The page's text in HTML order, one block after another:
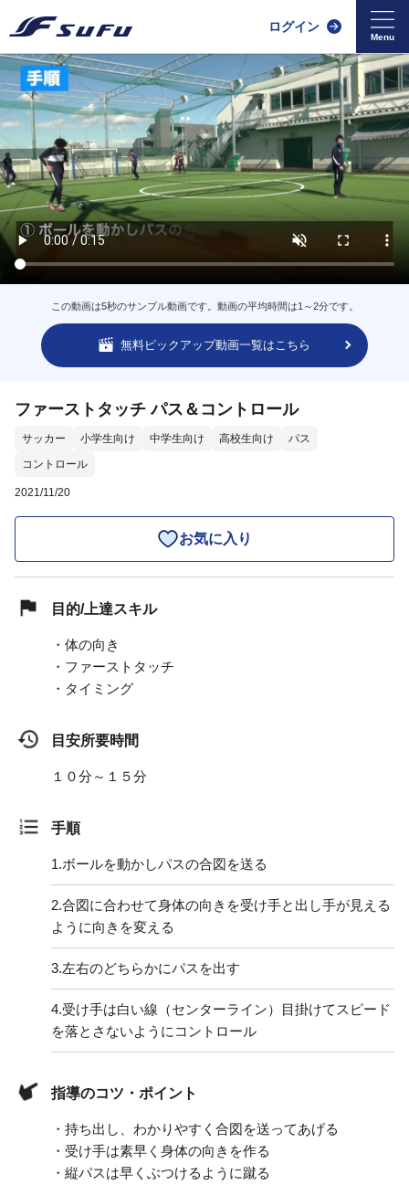
ログイン
この動画は5秒のサンプル動画です。動画の平均時間は1～2分です。
無料ピックアップ動画一覧はこちら
ファーストタッチ パス＆コントロール
サッカー 小学生向け 中学生向け 高校生向け
パス
コントロール
2021/11/20
お気に入り
目的/上達スキル
・体の向き
・ファーストタッチ
・タイミング
目安所要時間
１０分～１５分
手順
1.ボールを動かしパスの合図を送る
2.合図に合わせて身体の向きを受け手と出し手が見える
ように向きを変える
3.左右のどちらかにパスを出す
4.受け手は白い線（センターライン）目掛けてスピード
を落とさないようにコントロール
指導のコツ・ポイント
・持ち出し、わかりやすく合図を送ってあげる
・受け手は素早く身体の向きを作る
・縦パスは早くぶつけるように蹴る